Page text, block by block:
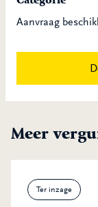
Aanvraag
Meer
Ter inzage